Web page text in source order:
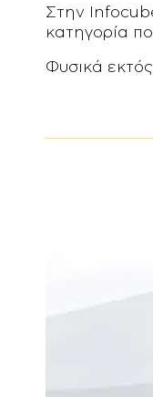
Στην
κατηγορία
Φυσικά